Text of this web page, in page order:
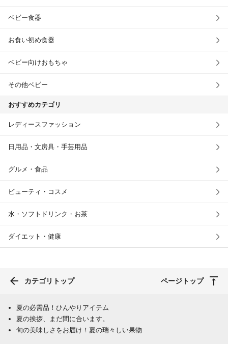
ベビー食器
お食い初め食器
ベビー向けおもちゃ
その他ベビー
おすすめカテゴリ
レディースファッション
日用品・文房具・手芸用品
グルメ・食品
ビューティ・コスメ
水・ソフトドリンク・お茶
ダイエット・健康
カテゴリトップ ページトップ
夏の必需品！ひんやりアイテム
夏の挨拶、まだ間に合います。
旬の美味しさをお届け！夏の瑞々しい果物